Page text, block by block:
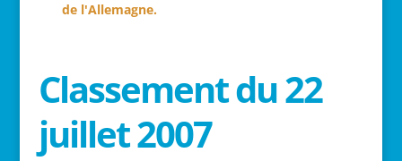
de l'Allemagne.
Classement du 22
juillet 2007